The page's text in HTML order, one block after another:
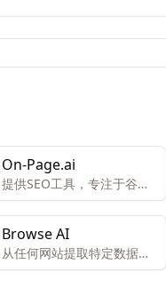
On-Page.ai
提供SEO工具，专注于谷歌
优化，特别是页面内优化
（On-Page SEO）
Browse AI
从任何网站提取特定数据，
自动填充到电子表格中。